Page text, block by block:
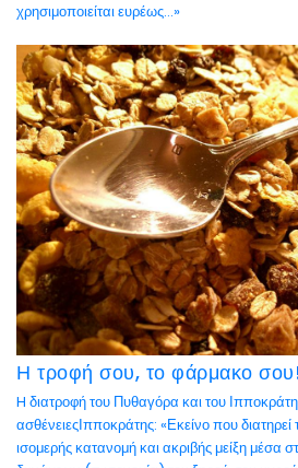
χρησιμοποιείται ευρέως...»
Η τροφή σου, το φάρμακο σου!
H διατροφή του Πυθαγόρα και του Ιπποκράτη
ασθένειεςΙπποκράτης: «Εκείνο που διατηρεί
ισομερής κατανομή και ακριβής μείξη μέσα